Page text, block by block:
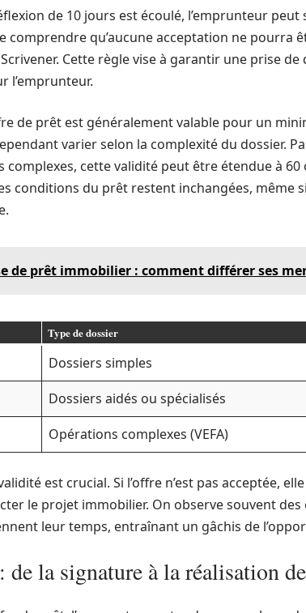
de 10 jours est écoulé, l’emprunteur peut
comprendre qu’aucune acceptation ne pourra
Cette règle vise à garantir une prise
l’emprunteur.
de prêt est généralement valable pour un
varier selon la complexité du dossier.
complexes, cette validité peut être étendue à 60
conditions du prêt restent inchangées, même
de prêt immobilier : comment différer ses
Type de dossier
Dossiers simples
Dossiers aidés ou spécialisés
Opérations complexes (VEFA)
est crucial. Si l’offre n’est pas acceptée,
le projet immobilier. On observe souvent
leur temps, entraînant un gâchis de
de la signature à la réalisation